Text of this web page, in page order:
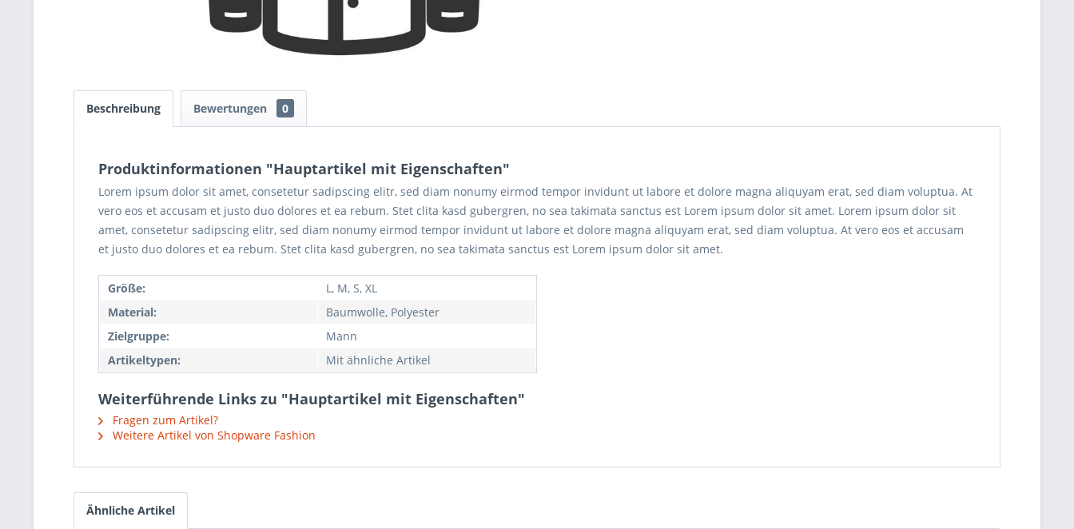
Beschreibung Bewertungen 0
Produktinformationen "Hauptartikel mit Eigenschaften"
Lorem ipsum dolor sit amet, consetetur sadipscing elitr, sed diam nonumy eirmod tempor invidunt ut labore et dolore magna aliquyam erat, sed diam voluptua. At
vero eos et accusam et justo duo dolores et ea rebum. Stet clita kasd gubergren, no sea takimata sanctus est Lorem ipsum dolor sit amet. Lorem ipsum dolor sit
amet, consetetur sadipscing elitr, sed diam nonumy eirmod tempor invidunt ut labore et dolore magna aliquyam erat, sed diam voluptua. At vero eos et accusam
et justo duo dolores et ea rebum. Stet clita kasd gubergren, no sea takimata sanctus est Lorem ipsum dolor sit amet.
Größe:
L, M, S, XL
Material:
Baumwolle, Polyester
Zielgruppe:
Mann
Artikeltypen:
Mit ähnliche Artikel
Weiterführende Links zu "Hauptartikel mit Eigenschaften"
Fragen zum Artikel?
Weitere Artikel von Shopware Fashion
Ähnliche Artikel